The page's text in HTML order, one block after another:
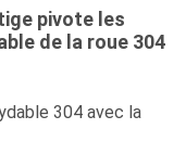
pivote les
de la roue 304
304 avec la